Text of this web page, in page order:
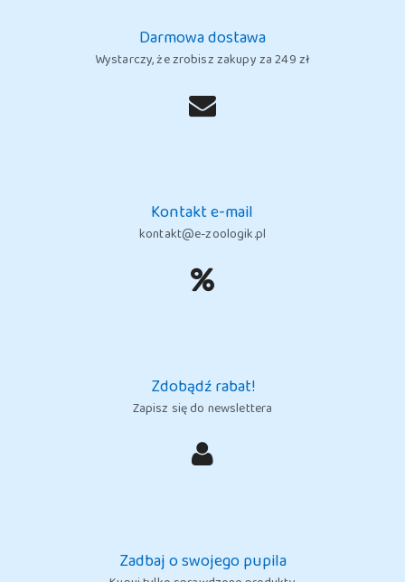
Darmowa dostawa
Wystarczy, że zrobisz zakupy za 249 zł
Kontakt e-mail
kontakt@e-zoologik.pl
Zdobądź rabat!
Zapisz się do newslettera
Zadbaj o swojego pupila